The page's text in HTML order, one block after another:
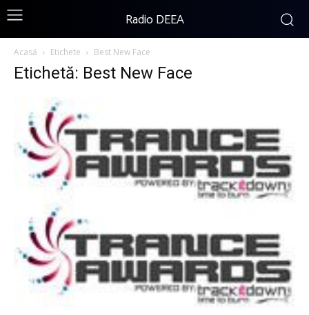
Radio DEEA
Acasă Etichete Best New Face
Etichetă: Best New Face